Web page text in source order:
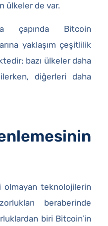
ülkeler de var.
çapında Bitcoin
yaklaşım çeşitlilik
bazı ülkeler daha
diğerleri daha
teknolojilerin
beraberinde
biri Bitcoin’in